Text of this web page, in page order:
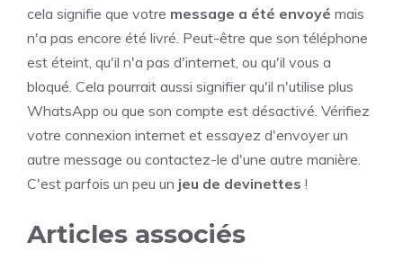
cela signifie que votre message a été envoyé mais
n'a pas encore été livré. Peut-être que son téléphone
est éteint, qu'il n'a pas d'internet, ou qu'il vous a
bloqué. Cela pourrait aussi signifier qu'il n'utilise plus
WhatsApp ou que son compte est désactivé. Vérifiez
votre connexion internet et essayez d'envoyer un
autre message ou contactez-le d'une autre manière.
C'est parfois un peu un jeu de devinettes !
Articles associés